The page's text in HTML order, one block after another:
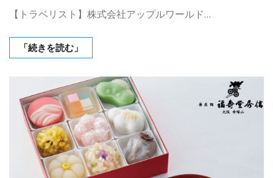
【トラベリスト】株式会社アップルワールド…
「続きを読む」